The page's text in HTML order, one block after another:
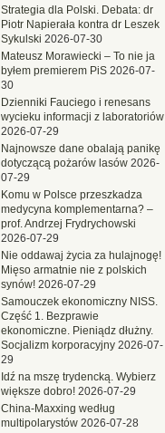
Strategia dla Polski. Debata: dr
Piotr Napierała kontra dr Leszek
Sykulski 2026-07-30
Mateusz Morawiecki – To nie ja
byłem premierem PiS 2026-07-
30
Dzienniki Fauciego i renesans
wycieku informacji z laboratoriów
2026-07-29
Najnowsze dane obalają panikę
dotyczącą pożarów lasów 2026-
07-29
Komu w Polsce przeszkadza
medycyna komplementarna? –
prof. Andrzej Frydrychowski
2026-07-29
Nie oddawaj życia za hulajnogę!
Mięso armatnie nie z polskich
synów! 2026-07-29
Samouczek ekonomiczny NISS.
Część 1. Bezprawie
ekonomiczne. Pieniądz dłużny.
Socjalizm korporacyjny 2026-07-
29
Idź na mszę trydencką. Wybierz
większe dobro! 2026-07-29
China-Maxxing według
multipolarystów 2026-07-28